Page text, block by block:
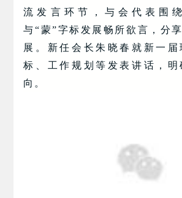
流发言环节，与会代表围
与“蒙”字标发展畅所欲言，分
展。新任会长朱晓春就新一届
标、工作规划等发表讲话，明
向。